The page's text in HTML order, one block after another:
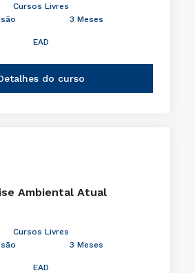
Cursos Livres
3 Meses
EAD
do curso
Ambiental Atual
Cursos Livres
3 Meses
EAD